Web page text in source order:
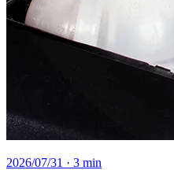
2026/07/31 · 3 min